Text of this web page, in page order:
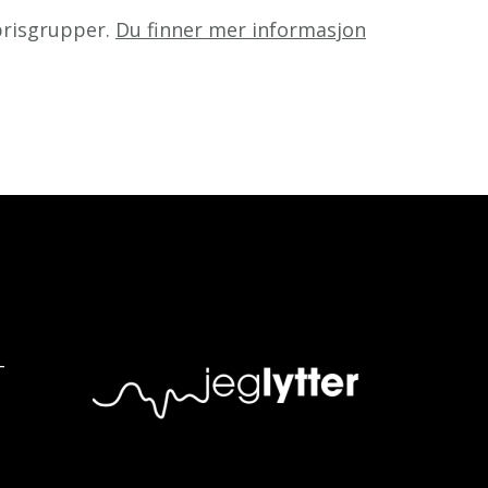
Du finner mer informasjon